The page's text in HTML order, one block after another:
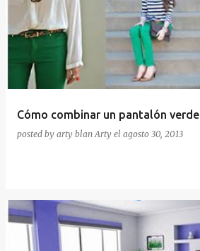
Cómo combinar un pantalón verde
posted by arty blanArty el agosto 30, 2013